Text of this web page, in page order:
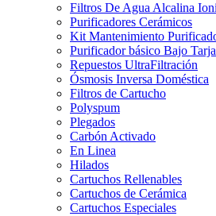
Filtros De Agua Alcalina
Purificadores Cerámicos
Kit Mantenimiento
Purificador básico Bajo Tarja
Repuestos UltraFiltración
Ósmosis Inversa Doméstica
Filtros de Cartucho
Polyspum
Plegados
Carbón Activado
En Linea
Hilados
Cartuchos Rellenables
Cartuchos de Cerámica
Cartuchos Especiales